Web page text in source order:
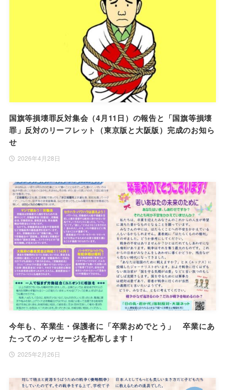
国旗等損壊罪反対集会（4月11日）の報告と「国旗等損壊
罪」反対のリーフレット（東京版と大阪版）完成のお知ら
せ
2026年4月28日
今年も、卒業生・保護者に「卒業おめでとう」 卒業にあ
たってのメッセージを配布します！
2025年2月26日